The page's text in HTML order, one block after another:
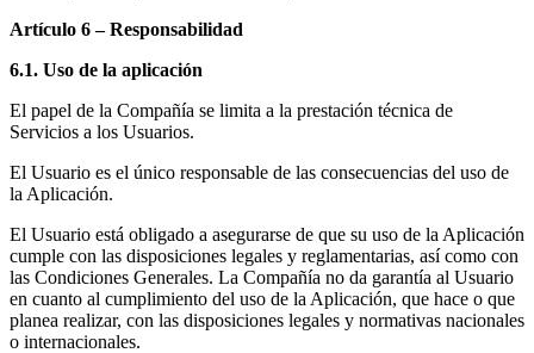
Artículo 6 – Responsabilidad
6.1. Uso de la aplicación
El papel de la Compañía se limita a la prestación técnica de
Servicios a los Usuarios.
El Usuario es el único responsable de las consecuencias del uso de
la Aplicación.
El Usuario está obligado a asegurarse de que su uso de la Aplicación
cumple con las disposiciones legales y reglamentarias, así como con
las Condiciones Generales. La Compañía no da garantía al Usuario
en cuanto al cumplimiento del uso de la Aplicación, que hace o que
planea realizar, con las disposiciones legales y normativas nacionales
o internacionales.